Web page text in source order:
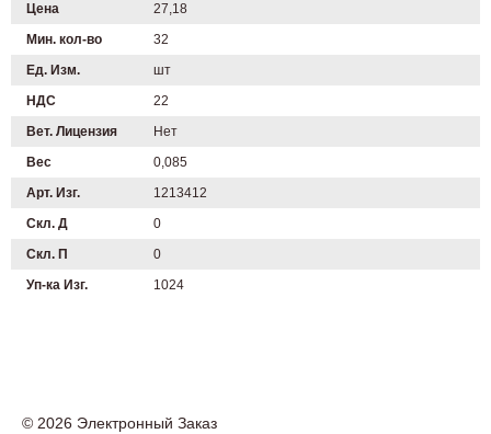
Цена
27,18
Мин. кол-во
32
Ед. Изм.
шт
НДС
22
Вет. Лицензия
Нет
Вес
0,085
Арт. Изг.
1213412
Скл. Д
0
Скл. П
0
Уп-ка Изг.
1024
© 2026 Электронный Заказ